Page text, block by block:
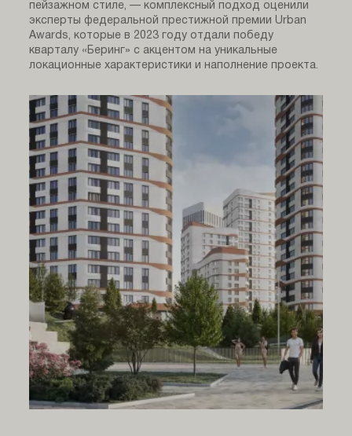
пейзажном стиле, — комплексный подход оценили
эксперты федеральной престижной премии Urban
Awards, которые в 2023 году отдали победу
кварталу «Беринг» с акцентом на уникальные
локационные характеристики и наполнение проекта.